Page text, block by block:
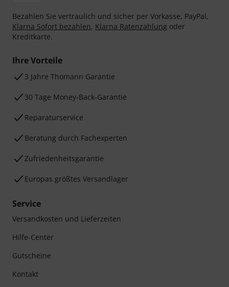
Bezahlen Sie vertraulich und sicher per Vorkasse, PayPal,
Klarna Sofort bezahlen, Klarna Ratenzahlung oder
Kreditkarte.
Ihre Vorteile
3 Jahre Thomann Garantie
30 Tage Money-Back-Garantie
Reparaturservice
Beratung durch Fachexperten
Zufriedenheitsgarantie
Europas größtes Versandlager
Service
Versandkosten und Lieferzeiten
Hilfe-Center
Gutscheine
Kontakt